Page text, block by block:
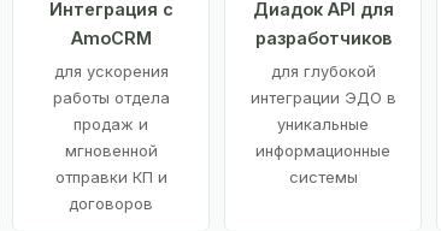
Интеграция с
AmoCRM
для ускорения
работы отдела
продаж и
мгновенной
отправки КП и
договоров
Диадок API для
разработчиков
для глубокой
интеграции ЭДО в
уникальные
информационные
системы